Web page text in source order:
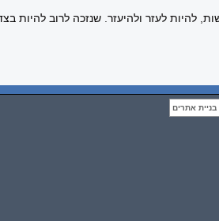
לעזר ולהיעזר. שנזכה לרוב להיות
בניית אתרים